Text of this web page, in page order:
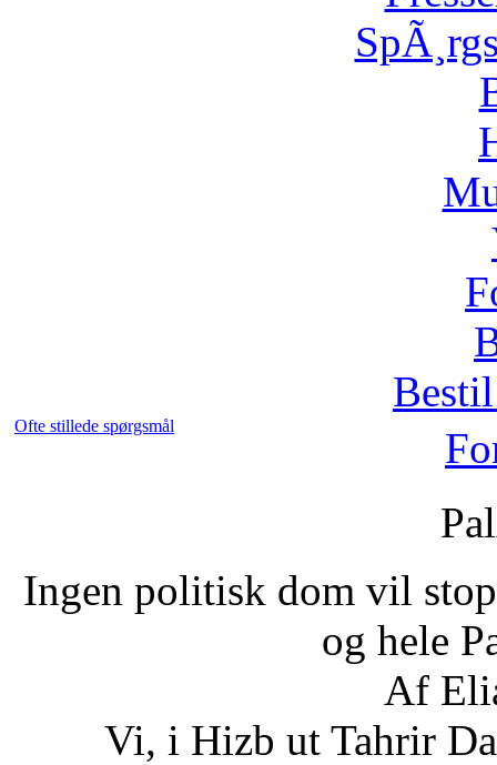
Ofte stillede spørgsmål
Ingen politisk dom vil
og hele
Af
Vi, i Hizb ut Tahrir